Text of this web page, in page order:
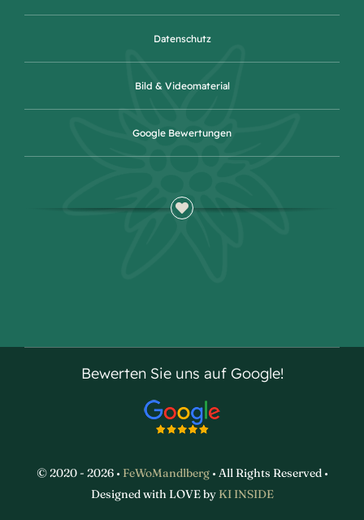
Datenschutz
Bild & Videomaterial
Google Bewertungen
Bewerten Sie uns auf Google!
© 2020 - 2026 • FeWoMandlberg• All Rights Reserved •
Designed with LOVE by KI INSIDE